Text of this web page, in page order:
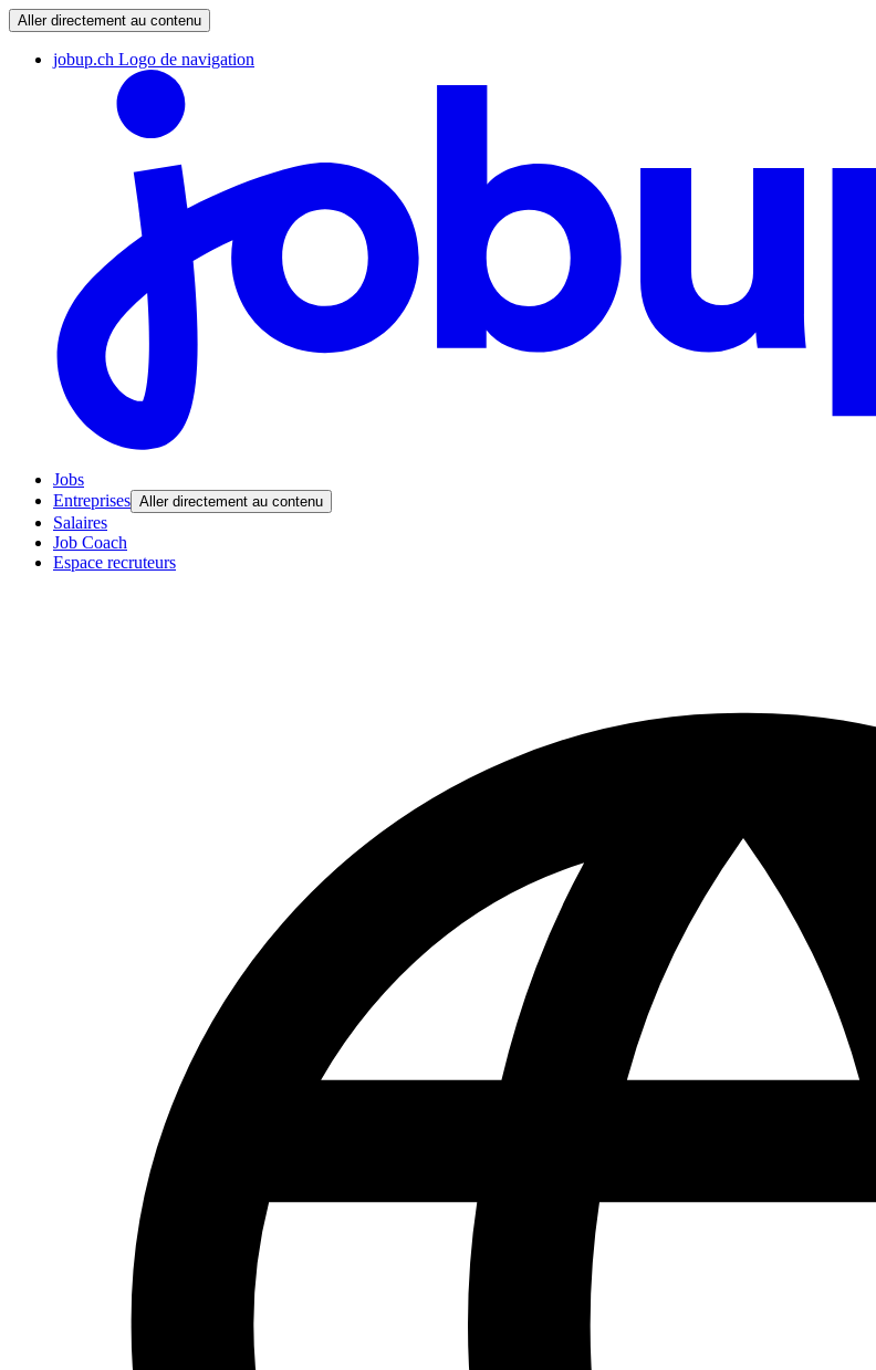
Aller directement au contenu
jobup.ch Logo de navigation
Jobs
Entreprises Aller directement au contenu
Salaires
Job Coach
Espace recruteurs